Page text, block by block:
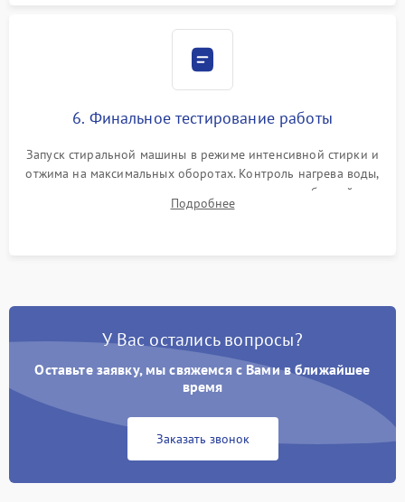
6. Финальное тестирование работы
Запуск стиральной машины в режиме интенсивной стирки и
отжима на максимальных оборотах. Контроль нагрева воды,
корректности слива, отсутствия излишних вибраций,
посторонних стуков и протечек под корпусом.
Подробнее
У Вас остались вопросы?
Оставьте заявку, мы свяжемся с Вами в ближайшее
время
Заказать звонок